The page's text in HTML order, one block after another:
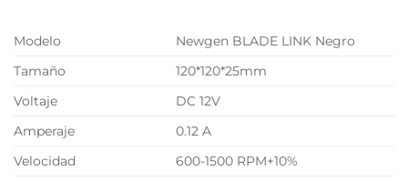
Modelo
Newgen BLADE LINK Negro
Tamaño
120*120*25mm
Voltaje
DC 12V
Amperaje
0.12 A
Velocidad
600-1500 RPM+10%